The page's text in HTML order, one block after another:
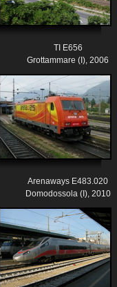
TI E656
Grottammare (I), 2006
Arenaways E483.020
Domodossola (I), 2010